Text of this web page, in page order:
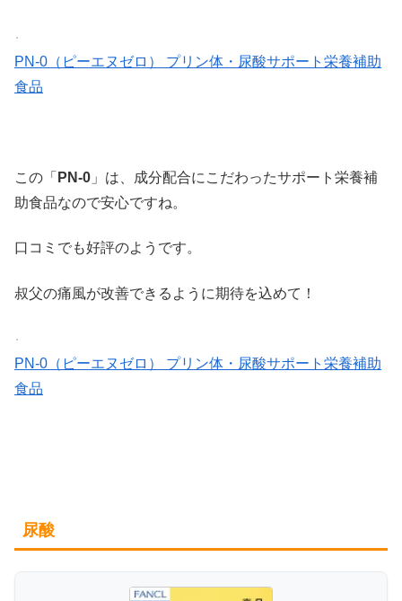
PN-0（ピーエヌゼロ） プリン体・尿酸サポート栄養補助
食品
この「 PN-0 」は、成分配合にこだわったサポート栄養補
助食品なので安心ですね。
口コミでも好評のようです。
叔父の痛風が改善できるように期待を込めて！
PN-0（ピーエヌゼロ） プリン体・尿酸サポート栄養補助
食品
尿酸